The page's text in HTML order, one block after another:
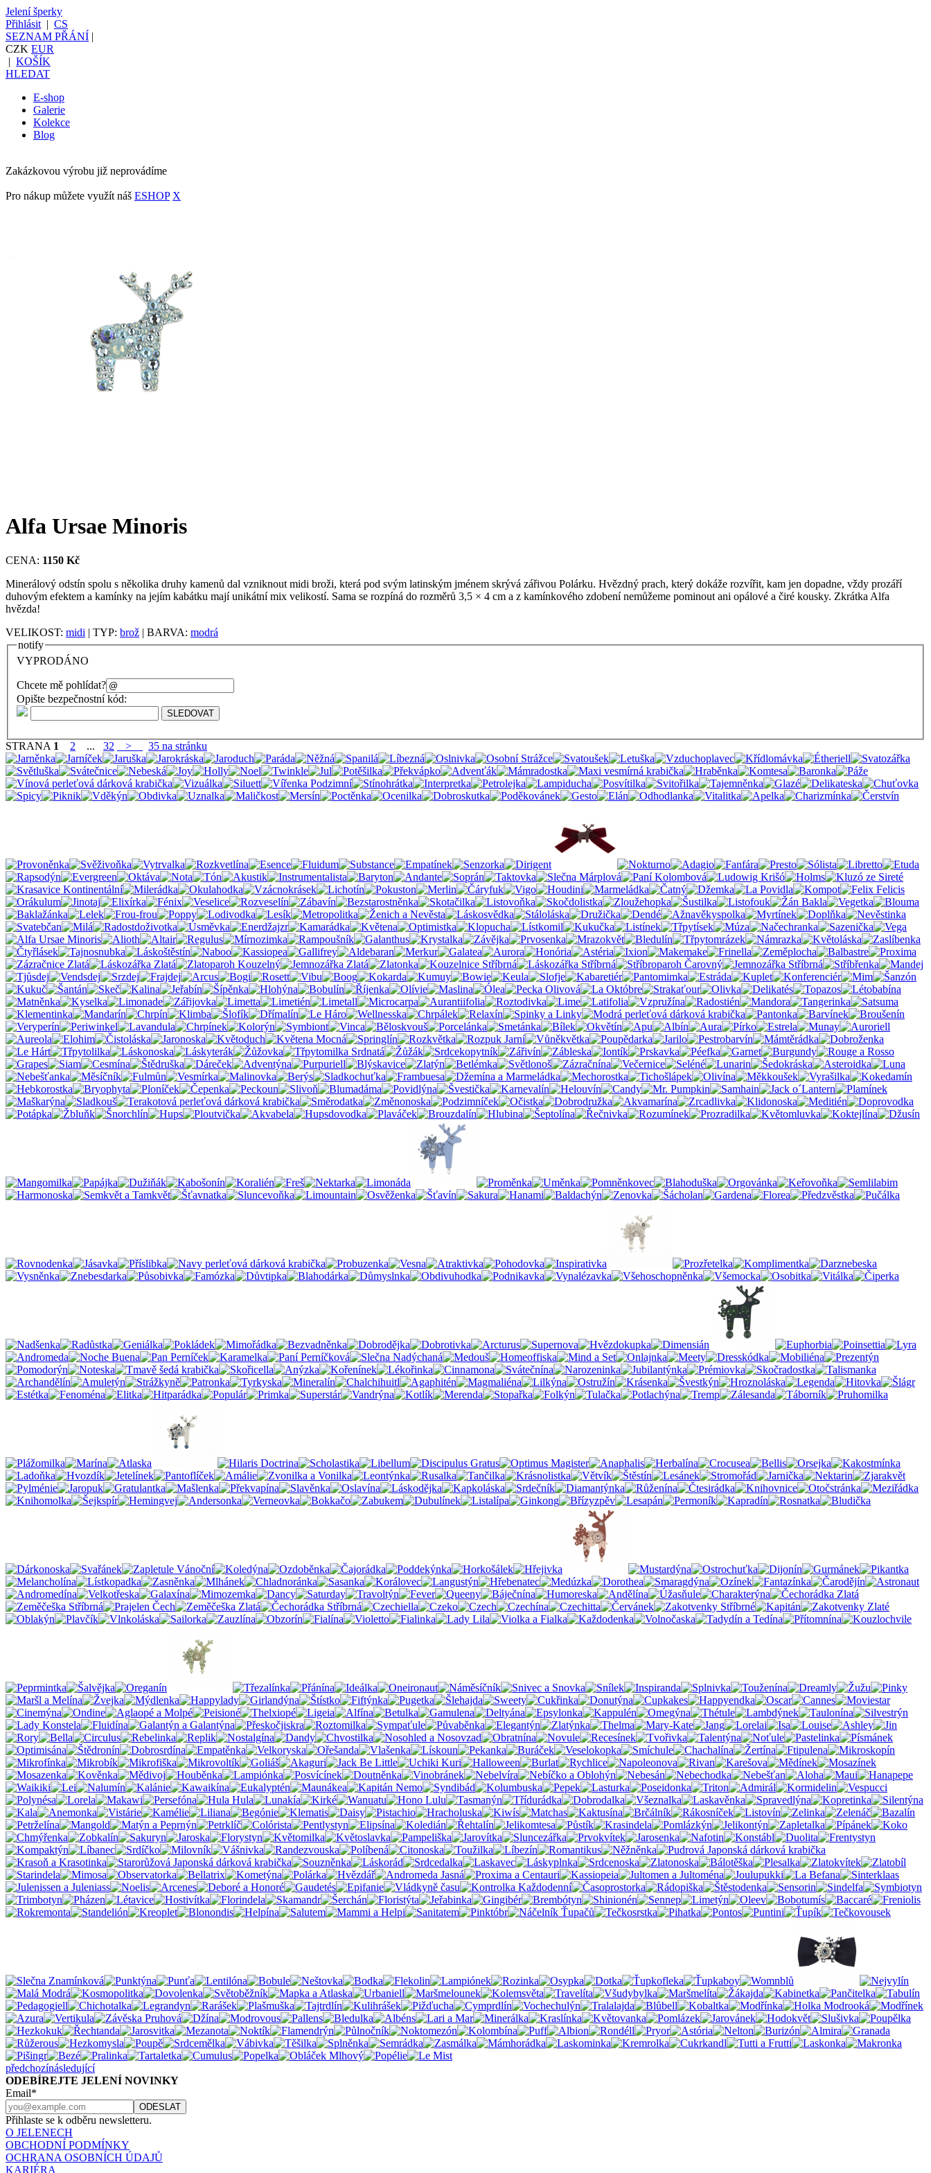
Jelení šperky
Přihlásit | CS
SEZNAM PŘÁNÍ |
CZK EUR
| KOŠÍK
HLEDAT
E-shop
Galerie
Kolekce
Blog
Zakázkovou výrobu již neprovádíme
Pro nákup můžete využít náš ESHOP X
Alfa Ursae Minoris
CENA: 1150 Kč
Minerálový odstín spolu s několika druhy kamenů dal vzniknout midi broži, která pod svým latinským jménem skrývá zářivou Polárku. Hvězdný prach, který dokáže rozvířit, kam jen dopadne, vždy prozáří
duhovým efektem a kamínky na jejím kabátku mají unikátní mix velikostí. Sama se rozpíná do rozměrů 3,5 × 4 cm a z kamínkového zdobení nemůžeme pominout ani opálové a čiré kousky. Zkrátka Alfa
hvězda!
VELIKOST: midi | TYP: brož | BARVA: modrá
notify
VYPRODÁNO
Chcete mě pohlídat?
Opište bezpečnostní kód:
STRANA 1 2 ... 32 > 35 na stránku
předchozínásledující
ODEBÍREJTE JELENÍ NOVINKY
Email*
Přihlaste se k odběru newsletteru.
O JELENECH
OBCHODNÍ PODMÍNKY
OCHRANA OSOBNÍCH ÚDAJŮ
KARIÉRA